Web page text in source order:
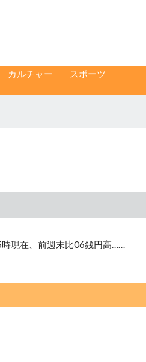
カルチャー
スポーツ
時現在、前週末比06銭円高……